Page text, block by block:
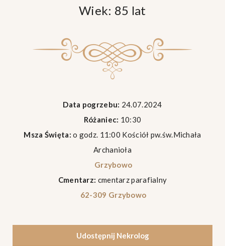
Wiek: 85 lat
Data pogrzebu: 24.07.2024
Różaniec: 10:30
Msza Święta: o godz. 11:00 Kościół pw.św.Michała
Archanioła
Grzybowo
Cmentarz: cmentarz parafialny
62-309 Grzybowo
Udostępnij Nekrolog